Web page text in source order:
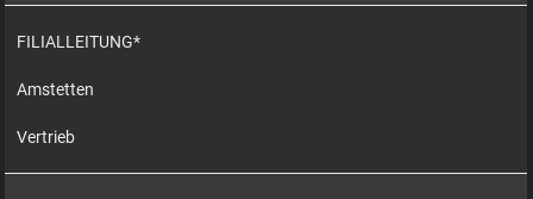
FILIALLEITUNG*
Amstetten
Vertrieb